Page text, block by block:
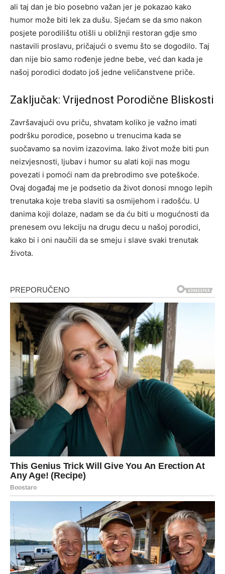
ali taj dan je bio posebno važan jer je pokazao kako
humor može biti lek za dušu. Sjećam se da smo nakon
posjete porodilištu otišli u obližnji restoran gdje smo
nastavili proslavu, pričajući o svemu što se dogodilo. Taj
dan nije bio samo rođenje jedne bebe, već dan kada je
našoj porodici dodato još jedne veličanstvene priče.
Zaključak: Vrijednost Porodične Bliskosti
Završavajući ovu priču, shvatam koliko je važno imati
podršku porodice, posebno u trenucima kada se
suočavamo sa novim izazovima. Iako život može biti pun
neizvjesnosti, ljubav i humor su alati koji nas mogu
povezati i pomoći nam da prebrodimo sve poteškoće.
Ovaj događaj me je podsetio da život donosi mnogo lepih
trenutaka koje treba slaviti sa osmijehom i radošću. U
danima koji dolaze, nadam se da ću biti u mogućnosti da
prenesem ovu lekciju na drugu decu u našoj porodici,
kako bi i oni naučili da se smeju i slave svaki trenutak
života.